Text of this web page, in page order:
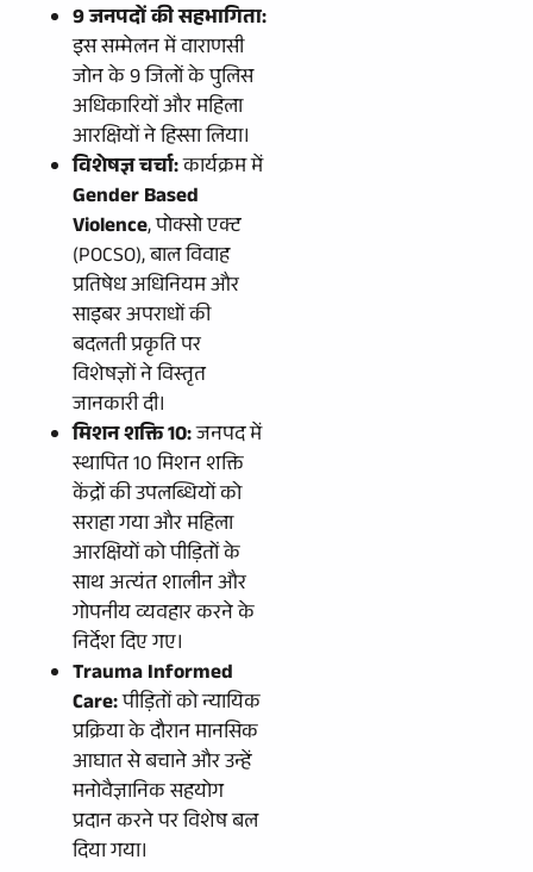
9 जनपदों की सहभागिता:
इस सम्मेलन में वाराणसी
जोन के 9 जिलों के पुलिस
अधिकारियों और महिला
आरक्षियों ने हिस्सा लिया।
विशेषज्ञ चर्चा:कार्यक्रम में
Gender Based
Violence, पोक्सो एक्ट
(POCSO), बाल विवाह
प्रतिषेध अधिनियम और
साइबर अपराधों की
बदलती प्रकृति पर
विशेषज्ञों ने विस्तृत
जानकारी दी।
मिशन शक्ति 10:जनपद में
स्थापित 10 मिशन शक्ति
केंद्रों की उपलब्धियों को
सराहा गया और महिला
आरक्षियों को पीड़ितों के
साथ अत्यंत शालीन और
गोपनीय व्यवहार करने के
निर्देश दिए गए।
Trauma Informed
Care:पीड़ितों को न्यायिक
प्रक्रिया के दौरान मानसिक
आघात से बचाने और उन्हें
मनोवैज्ञानिक सहयोग
प्रदान करने पर विशेष बल
दिया गया।